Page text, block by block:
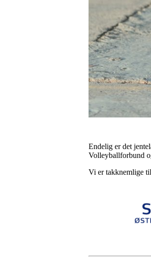
Endelig er det
Volleyballforbund
Vi er takknemlige